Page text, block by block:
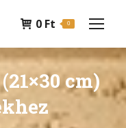
0 Ft 0
cm)